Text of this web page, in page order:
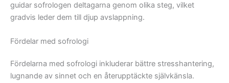
guidar sofrologen deltagarna genom olika steg, vilket
gradvis leder dem till djup avslappning.
Fördelar med sofrologi
Fördelarna med sofrologi inkluderar bättre stresshantering,
lugnande av sinnet och en återupptäckte självkänsla.